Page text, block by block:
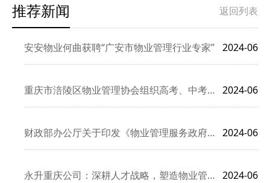
返回列表
推荐新闻
2024-06
安安物业何曲获聘“广安市物业管理行业专家”
2024-06
重庆市涪陵区物业管理协会组织高考、中考志愿者服务活动
2024-06
财政部办公厅关于印发《物业管理服务政府采购需求标准（办公场所
2024-06
永升重庆公司：深耕人才战略，塑造物业管理行业精英